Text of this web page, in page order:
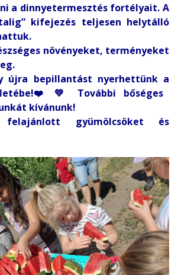
a dinnyetermesztés fortélyait. A
kifejezés teljesen helytálló
növényeket, terményeket
újra bepillantást nyerhettünk a
További bőséges
kívánunk!
gyümölcsöket és